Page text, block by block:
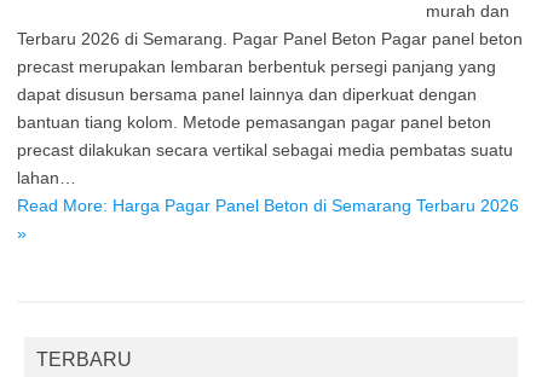
murah dan
Terbaru 2026 di Semarang. Pagar Panel Beton Pagar panel beton
precast merupakan lembaran berbentuk persegi panjang yang
dapat disusun bersama panel lainnya dan diperkuat dengan
bantuan tiang kolom. Metode pemasangan pagar panel beton
precast dilakukan secara vertikal sebagai media pembatas suatu
lahan…
Read More: Harga Pagar Panel Beton di Semarang Terbaru 2026
»
TERBARU